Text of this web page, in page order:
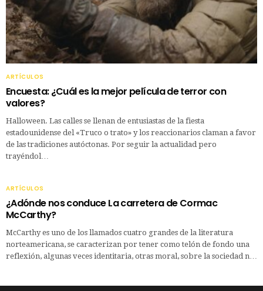
ARTÍCULOS
Encuesta: ¿Cuál es la mejor película de terror con
valores?
Halloween. Las calles se llenan de entusiastas de la fiesta
estadounidense del «Truco o trato» y los reaccionarios claman a favor
de las tradiciones autóctonas. Por seguir la actualidad pero
trayéndol…
ARTÍCULOS
¿Adónde nos conduce La carretera de Cormac
McCarthy?
McCarthy es uno de los llamados cuatro grandes de la literatura
norteamericana, se caracterizan por tener como telón de fondo una
reflexión, algunas veces identitaria, otras moral, sobre la sociedad n…